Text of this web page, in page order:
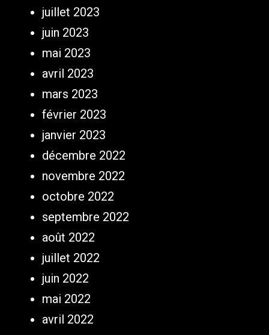
juillet 2023
juin 2023
mai 2023
avril 2023
mars 2023
février 2023
janvier 2023
décembre 2022
novembre 2022
octobre 2022
septembre 2022
août 2022
juillet 2022
juin 2022
mai 2022
avril 2022